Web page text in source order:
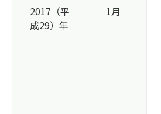
2017（平
成29）年
1月